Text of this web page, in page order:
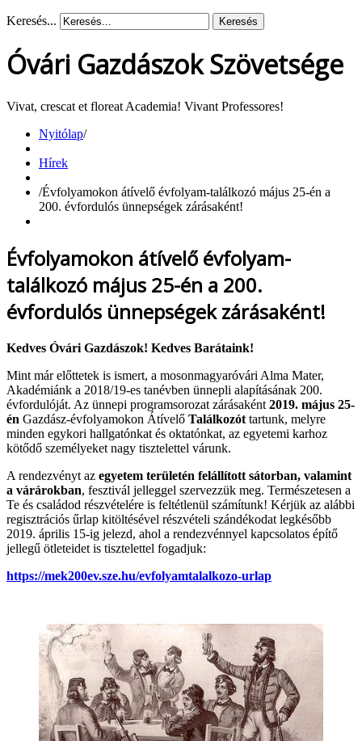
Keresés... Keresés
Óvári Gazdászok Szövetsége
Vivat, crescat et floreat Academia! Vivant Professores!
Nyitólap/
Hírek
/Évfolyamokon átívelő évfolyam-találkozó május 25-én a
200. évfordulós ünnepségek zárásaként!
Évfolyamokon átívelő évfolyam-
találkozó május 25-én a 200.
évfordulós ünnepségek zárásaként!
Kedves Óvári Gazdászok! Kedves Barátaink!
Mint már előttetek is ismert, a mosonmagyaróvári Alma Mater,
Akadémiánk a 2018/19-es tanévben ünnepli alapításának 200.
évfordulóját. Az ünnepi programsorozat zárásaként 2019. május 25-
én Gazdász-évfolyamokon Átívelő Találkozót tartunk, melyre
minden egykori hallgatónkat és oktatónkat, az egyetemi karhoz
kötődő személyeket nagy tisztelettel várunk.
A rendezvényt az egyetem területén felállított sátorban, valamint
a várárokban, fesztivál jelleggel szervezzük meg. Természetesen a
Te és családod részvételére is feltétlenül számítunk! Kérjük az alábbi
regisztrációs űrlap kitöltésével részvételi szándékodat legkésőbb
2019. április 15-ig jelezd, ahol a rendezvénnyel kapcsolatos építő
jellegű ötleteidet is tisztelettel fogadjuk:
https://mek200ev.sze.hu/evfolyamtalalkozo-urlap